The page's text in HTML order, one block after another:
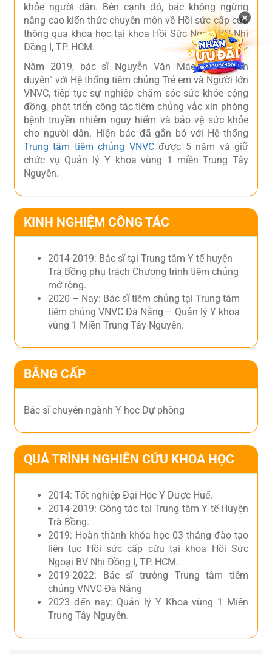
khỏe người dân. Bên cạnh đó, bác không ngừng
nâng cao kiến thức chuyên môn về Hồi sức cấp cứu
thông qua khóa học tại khoa Hồi Sức Ngoại BV Nhi
Đồng I, TP. HCM.
Năm 2019, bác sĩ Nguyễn Văn Mác Toàn “bén
duyên” với Hệ thống tiêm chủng Trẻ em và Người lớn
VNVC, tiếp tục sự nghiệp chăm sóc sức khỏe cộng
đồng, phát triển công tác tiêm chủng vắc xin phòng
bệnh truyền nhiễm nguy hiểm và bảo vệ sức khỏe
cho người dân. Hiện bác đã gắn bó với Hệ thống
Trung tâm tiêm chủng VNVCđược 5 năm và giữ
chức vụ Quản lý Y khoa vùng 1 miền Trung Tây
Nguyên.
KINH NGHIỆM CÔNG TÁC
2014-2019: Bác sĩ tại Trung tâm Y tế huyện
Trà Bồng phụ trách Chương trình tiêm chủng
mở rộng.
2020 – Nay: Bác sĩ tiêm chủng tại Trung tâm
tiêm chủng VNVC Đà Nẵng – Quản lý Y khoa
vùng 1 Miền Trung Tây Nguyên.
BẰNG CẤP
Bác sĩ chuyên ngành Y học Dự phòng
QUÁ TRÌNH NGHIÊN CỨU KHOA HỌC
2014: Tốt nghiệp Đại Học Y Dược Huế.
2014-2019: Công tác tại Trung tâm Y tế Huyện
Trà Bồng.
2019: Hoàn thành khóa học 03 tháng đào tạo
liên tục Hồi sức cấp cứu tại khoa Hồi Sức
Ngoại BV Nhi Đồng I, TP. HCM.
2019-2022: Bác sĩ trưởng Trung tâm tiêm
chủng VNVC Đà Nẵng
2023 đến nay: Quản lý Y Khoa vùng 1 Miền
Trung Tây Nguyên.
×